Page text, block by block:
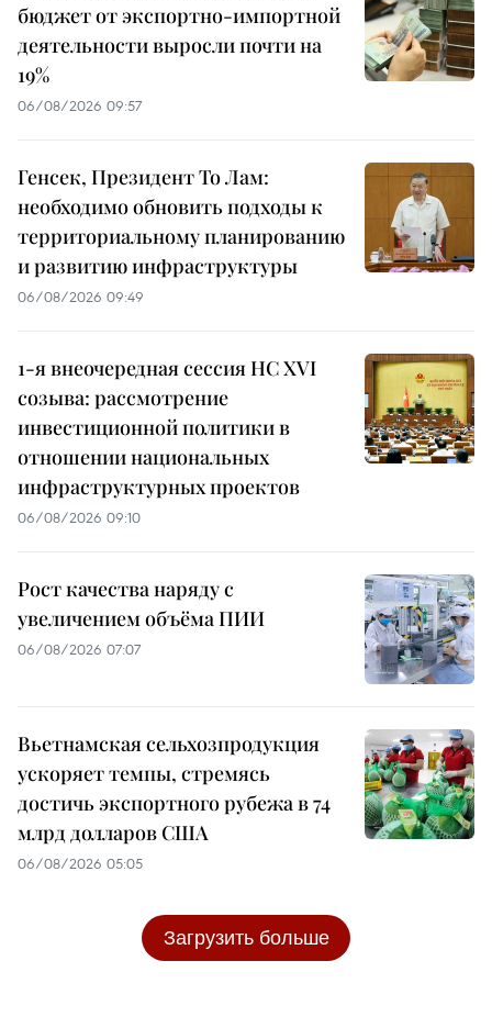
бюджет от экспортно-импортной
деятельности выросли почти на
19%
06/08/2026 09:57
Генсек, Президент То Лам:
необходимо обновить подходы к
территориальному планированию
и развитию инфраструктуры
06/08/2026 09:49
1-я внеочередная сессия НС XVI
созыва: рассмотрение
инвестиционной политики в
отношении национальных
инфраструктурных проектов
06/08/2026 09:10
Рост качества наряду с
увеличением объёма ПИИ
06/08/2026 07:07
Вьетнамская сельхозпродукция
ускоряет темпы, стремясь
достичь экспортного рубежа в 74
млрд долларов США
06/08/2026 05:05
Загрузить больше